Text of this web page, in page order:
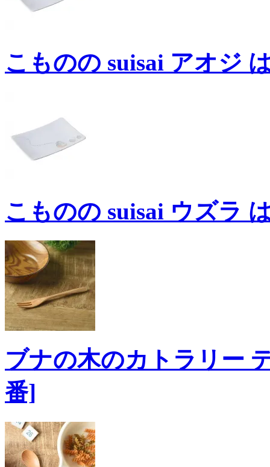
こものの suisai アオジ
こものの suisai ウズラ
ブナの木のカトラリー
番]